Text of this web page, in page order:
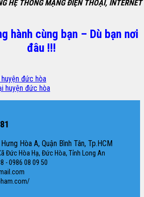
HỆ THỐNG MẠNG ĐIỆN THOẠI, INTERNET
hành cùng bạn – Dù bạn nơi
đâu !!!
đức hòa
huyện đức hòa
Hòa A, Quận Bình Tân, Tp.HCM
Đức Hòa Hạ, Đức Hòa, Tỉnh Long An
- 0986 08 09 50